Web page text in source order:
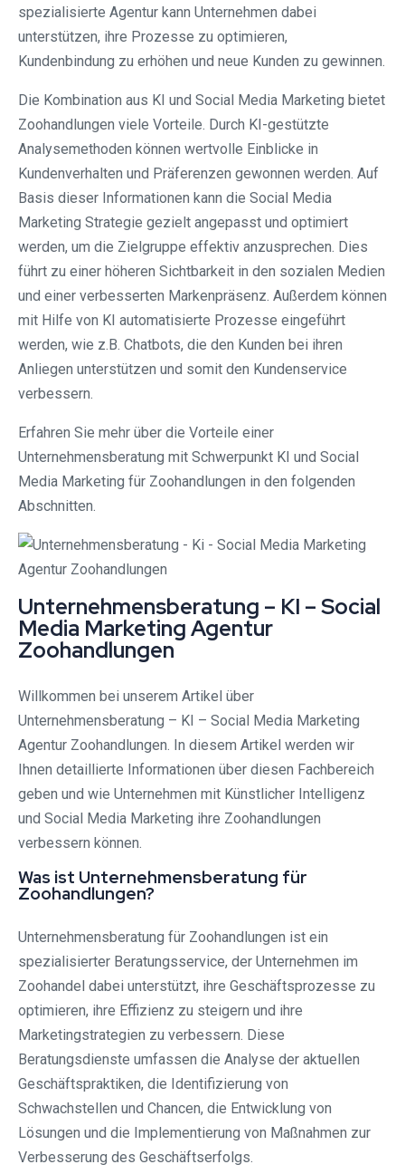
spezialisierte Agentur kann Unternehmen dabei
unterstützen, ihre Prozesse zu optimieren,
Kundenbindung zu erhöhen und neue Kunden zu gewinnen.
Die Kombination aus KI und Social Media Marketing bietet
Zoohandlungen viele Vorteile. Durch KI-gestützte
Analysemethoden können wertvolle Einblicke in
Kundenverhalten und Präferenzen gewonnen werden. Auf
Basis dieser Informationen kann die Social Media
Marketing Strategie gezielt angepasst und optimiert
werden, um die Zielgruppe effektiv anzusprechen. Dies
führt zu einer höheren Sichtbarkeit in den sozialen Medien
und einer verbesserten Markenpräsenz. Außerdem können
mit Hilfe von KI automatisierte Prozesse eingeführt
werden, wie z.B. Chatbots, die den Kunden bei ihren
Anliegen unterstützen und somit den Kundenservice
verbessern.
Erfahren Sie mehr über die Vorteile einer
Unternehmensberatung mit Schwerpunkt KI und Social
Media Marketing für Zoohandlungen in den folgenden
Abschnitten.
Unternehmensberatung – KI – Social
Media Marketing Agentur
Zoohandlungen
Willkommen bei unserem Artikel über
Unternehmensberatung – KI – Social Media Marketing
Agentur Zoohandlungen. In diesem Artikel werden wir
Ihnen detaillierte Informationen über diesen Fachbereich
geben und wie Unternehmen mit Künstlicher Intelligenz
und Social Media Marketing ihre Zoohandlungen
verbessern können.
Was ist Unternehmensberatung für
Zoohandlungen?
Unternehmensberatung für Zoohandlungen ist ein
spezialisierter Beratungsservice, der Unternehmen im
Zoohandel dabei unterstützt, ihre Geschäftsprozesse zu
optimieren, ihre Effizienz zu steigern und ihre
Marketingstrategien zu verbessern. Diese
Beratungsdienste umfassen die Analyse der aktuellen
Geschäftspraktiken, die Identifizierung von
Schwachstellen und Chancen, die Entwicklung von
Lösungen und die Implementierung von Maßnahmen zur
Verbesserung des Geschäftserfolgs.